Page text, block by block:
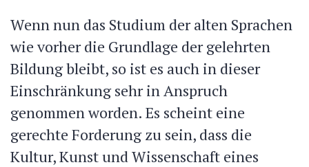
Wenn nun das Studium der alten Sprachen
wie vorher die Grundlage der gelehrten
Bildung bleibt, so ist es auch in dieser
Einschränkung sehr in Anspruch
genommen worden. Es scheint eine
gerechte Forderung zu sein, dass die
Kultur, Kunst und Wissenschaft eines